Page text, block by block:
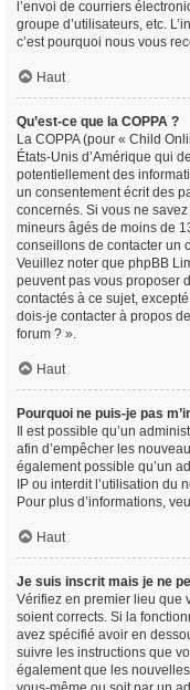
l’envoi de courriers
groupe d’utilisateurs, etc.
c’est pourquoi nous vous
Haut
Qu’est-ce que la COPPA ?
La COPPA (pour « Child
États-Unis d’Amérique qui
potentiellement des
un consentement écrit des
concernés. Si vous ne
mineurs âgés de moins de
conseillons de contacter un
Veuillez noter que phpBB
peuvent pas vous proposer
contactés à ce sujet,
dois-je contacter à propos
forum ? ».
Haut
Pourquoi ne puis-je pas
Il est possible qu’un
afin d’empêcher les
également possible qu’un
IP ou interdit l’utilisation du
Pour plus d’informations,
Haut
Je suis inscrit mais je ne
Vérifiez en premier lieu que
soient corrects. Si la
avez spécifié avoir en
suivre les instructions que
également que les